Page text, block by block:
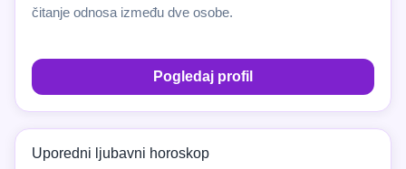
čitanje odnosa između dve osobe.
Pogledaj profil
Uporedni ljubavni horoskop